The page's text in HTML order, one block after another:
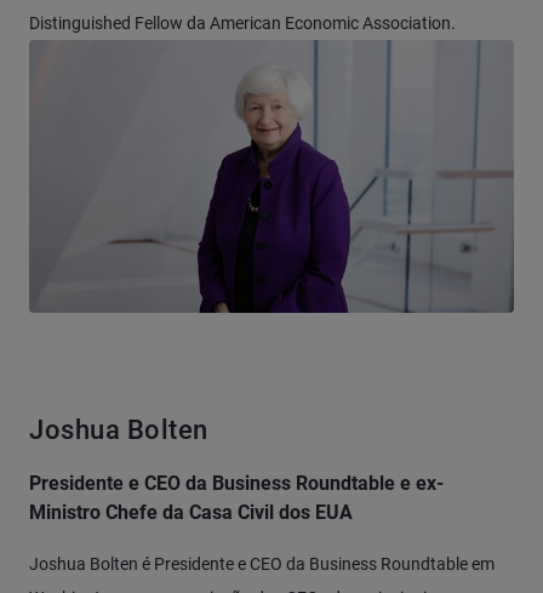
Distinguished Fellow da American Economic Association.
Joshua Bolten
Presidente e CEO da Business Roundtable e ex-
Ministro Chefe da Casa Civil dos EUA
Joshua Bolten é Presidente e CEO da Business Roundtable em